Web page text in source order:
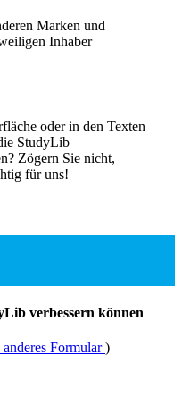
Marken und
Inhaber
oder in den Texten
StudyLib
Zögern Sie nicht,
für uns!
verbessern können
anderes Formular)